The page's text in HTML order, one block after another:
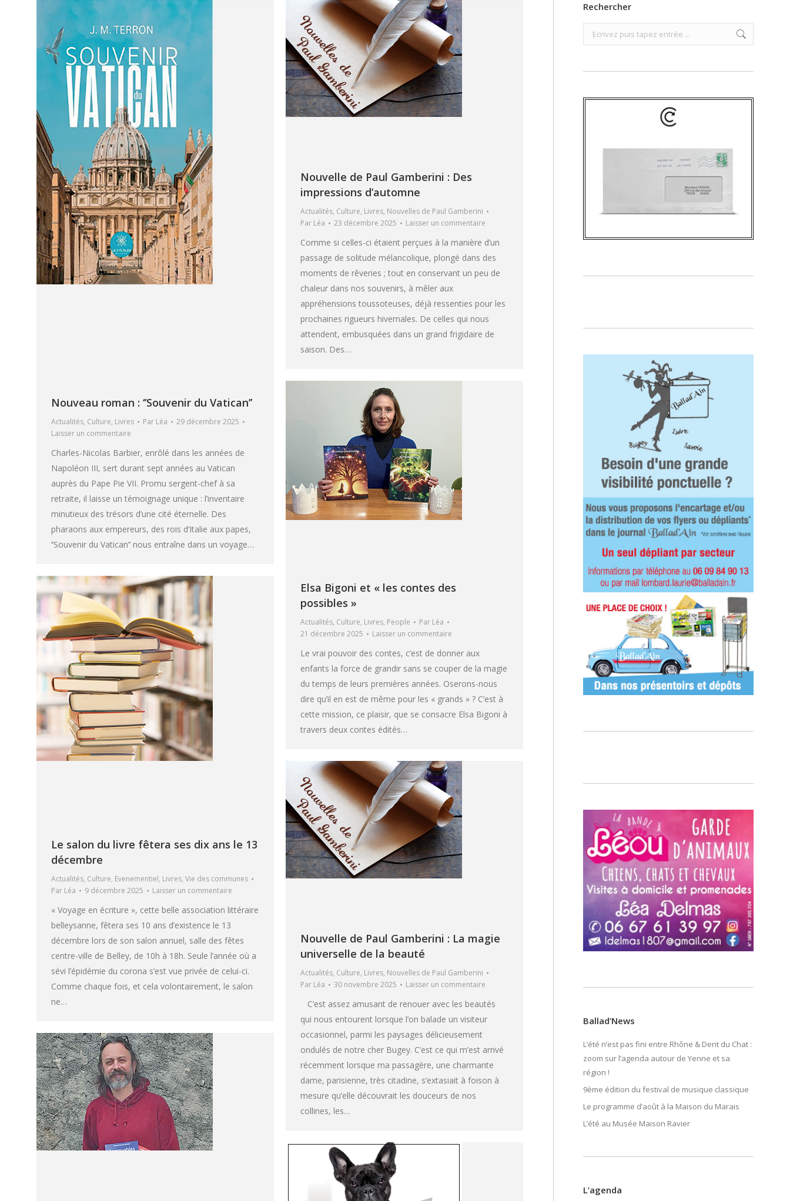
Nouveau roman : ‘’Souvenir du Vatican’’
Actualités, Culture, Livres Par Léa
29 décembre 2025
Laisser un commentaire
Charles-Nicolas Barbier, enrôlé dans les années de
Napoléon III, sert durant sept années au Vatican
auprès du Pape Pie VII. Promu sergent-chef à sa
retraite, il laisse un témoignage unique : l’inventaire
minutieux des trésors d’une cité éternelle. Des
pharaons aux empereurs, des rois d’Italie aux papes,
‘’Souvenir du Vatican’’ nous entraîne dans un voyage…
Nouvelle de Paul Gamberini : Des
impressions d’automne
Actualités, Culture, Livres, Nouvelles de Paul Gamberini
Par Léa 23 décembre 2025 Laisser un commentaire
Comme si celles-ci étaient perçues à la manière d’un
passage de solitude mélancolique, plongé dans des
moments de rêveries ; tout en conservant un peu de
chaleur dans nos souvenirs, à mêler aux
appréhensions toussoteuses, déjà ressenties pour les
prochaines rigueurs hivernales. De celles qui nous
attendent, embusquées dans un grand frigidaire de
saison. Des…
Elsa Bigoni et « les contes des
possibles »
Actualités, Culture, Livres, People Par Léa
21 décembre 2025
Laisser un commentaire
Le vrai pouvoir des contes, c’est de donner aux
enfants la force de grandir sans se couper de la magie
du temps de leurs premières années. Oserons-nous
dire qu’il en est de même pour les « grands » ? C’est à
cette mission, ce plaisir, que se consacre Elsa Bigoni à
travers deux contes édités…
Le salon du livre fêtera ses dix ans le 13
décembre
Actualités, Culture, Evenementiel, Livres, Vie des communes
Par Léa 9 décembre 2025 Laisser un commentaire
« Voyage en écriture », cette belle association littéraire
belleysanne, fêtera ses 10 ans d’existence le 13
décembre lors de son salon annuel, salle des fêtes
centre-ville de Belley, de 10h à 18h. Seule l’année où a
sévi l’épidémie du corona s’est vue privée de celui-ci.
Comme chaque fois, et cela volontairement, le salon
ne…
Nouvelle de Paul Gamberini : La magie
universelle de la beauté
Actualités, Culture, Livres, Nouvelles de Paul Gamberini
Par Léa 30 novembre 2025 Laisser un commentaire
C’est assez amusant de renouer avec les beautés
qui nous entourent lorsque l’on balade un visiteur
occasionnel, parmi les paysages délicieusement
ondulés de notre cher Bugey. C’est ce qui m’est arrivé
récemment lorsque ma passagère, une charmante
dame, parisienne, très citadine, s’extasiait à foison à
mesure qu’elle découvrait les douceurs de nos
collines, les…
Rechercher
Search:
Ballad’News
L’été n’est pas fini entre Rhône & Dent du Chat :
zoom sur l’agenda autour de Yenne et sa
région !
9ème édition du festival de musique classique
Le programme d’août à la Maison du Marais
L’été au Musée Maison Ravier
L’agenda